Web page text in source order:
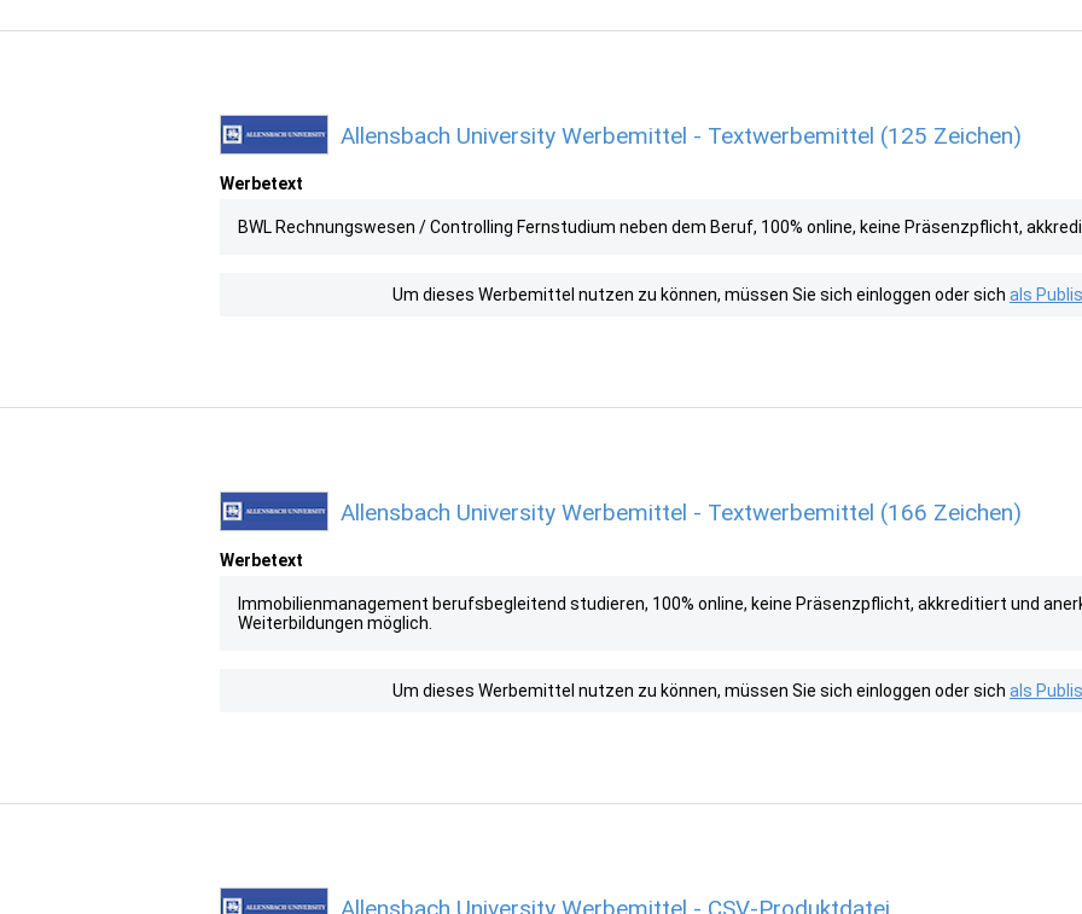
Allensbach University Werbemittel - Textwerbemittel (125 Zeichen)
Werbetext
BWL Rechnungswesen / Controlling Fernstudium neben dem Beruf, 100% online, keine Präsenzpflicht,
Um dieses Werbemittel nutzen zu können, müssen Sie sich einloggen oder sich als
Allensbach University Werbemittel - Textwerbemittel (166 Zeichen)
Werbetext
Immobilienmanagement berufsbegleitend studieren, 100% online, keine Präsenzpflicht, akkreditiert und
Weiterbildungen möglich.
Um dieses Werbemittel nutzen zu können, müssen Sie sich einloggen oder sich als